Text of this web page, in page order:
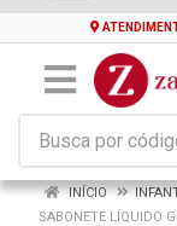
INÍCIO
SABONETE LÍQUIDO